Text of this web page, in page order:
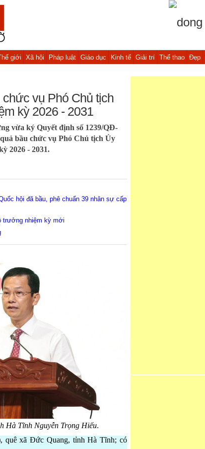
giới Xã hội Pháp luật Giáo dục Kinh tế Giải trí Thể thao Đẹp
vụ Phó Chủ tịch
kỳ 2026 - 2031
vừa ký Quyết định số 1239/QĐ-
bầu chức vụ Phó Chủ tịch Ủy
2026 - 2031.
hội đã bầu, phê chuẩn 39 nhân sự cấp
trưởng nhiệm kỳ mới
Hà Tĩnh Nguyễn Trọng Hiếu.
quê xã Đức Quang, tỉnh Hà Tĩnh; có